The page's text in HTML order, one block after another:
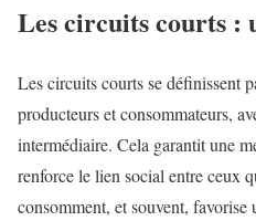
Les circuits courts :
Les circuits courts se définissent
producteurs et consommateurs,
intermédiaire. Cela garantit une
renforce le lien social entre ceux
consomment, et souvent,